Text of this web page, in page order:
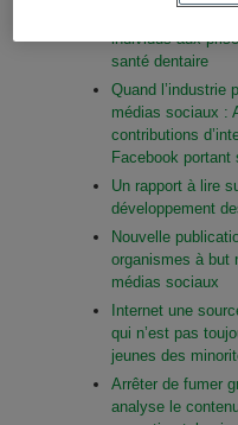
individus aux
santé dentaire
Quand l’industrie
médias sociaux :
contributions
Facebook portant
Un rapport à lire
développement
Nouvelle
organismes à but
médias sociaux
Internet une
qui n’est pas
jeunes des
Arrêter de fumer
analyse le